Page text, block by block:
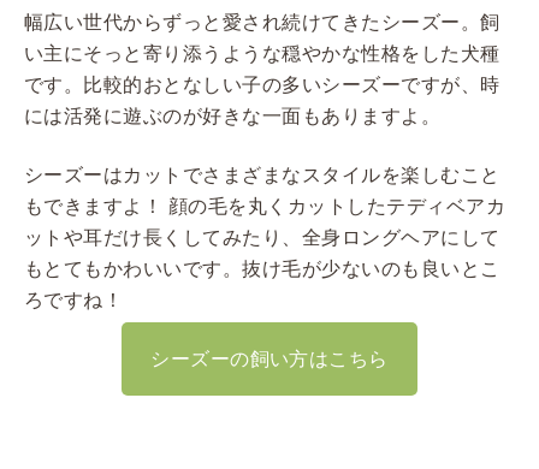
幅広い世代からずっと愛され続けてきたシーズー。飼
い主にそっと寄り添うような穏やかな性格をした犬種
です。比較的おとなしい子の多いシーズーですが、時
には活発に遊ぶのが好きな一面もありますよ。
シーズーはカットでさまざまなスタイルを楽しむこと
もできますよ！ 顔の毛を丸くカットしたテディベアカ
ットや耳だけ長くしてみたり、全身ロングヘアにして
もとてもかわいいです。抜け毛が少ないのも良いとこ
ろですね！
シーズーの飼い方はこちら